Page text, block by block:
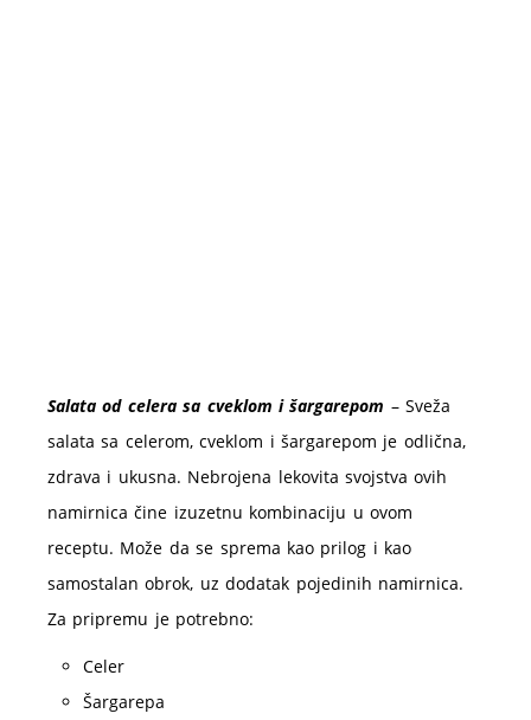
Salata od celera sa cveklom i šargarepom – Sveža
salata sa celerom, cveklom i šargarepom je odlična,
zdrava i ukusna. Nebrojena lekovita svojstva ovih
namirnica čine izuzetnu kombinaciju u ovom
receptu. Može da se sprema kao prilog i kao
samostalan obrok, uz dodatak pojedinih namirnica.
Za pripremu je potrebno:
Celer
Šargarepa